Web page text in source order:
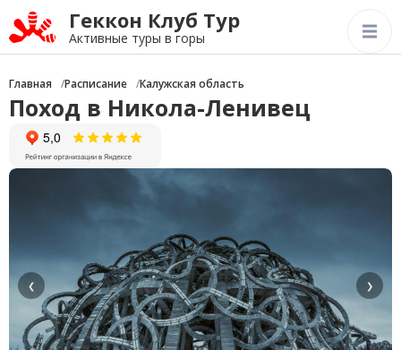
Геккон Клуб Тур
Активные туры в горы
Главная Расписание Калужская область
Поход в Никола-Ленивец
❮ ❯